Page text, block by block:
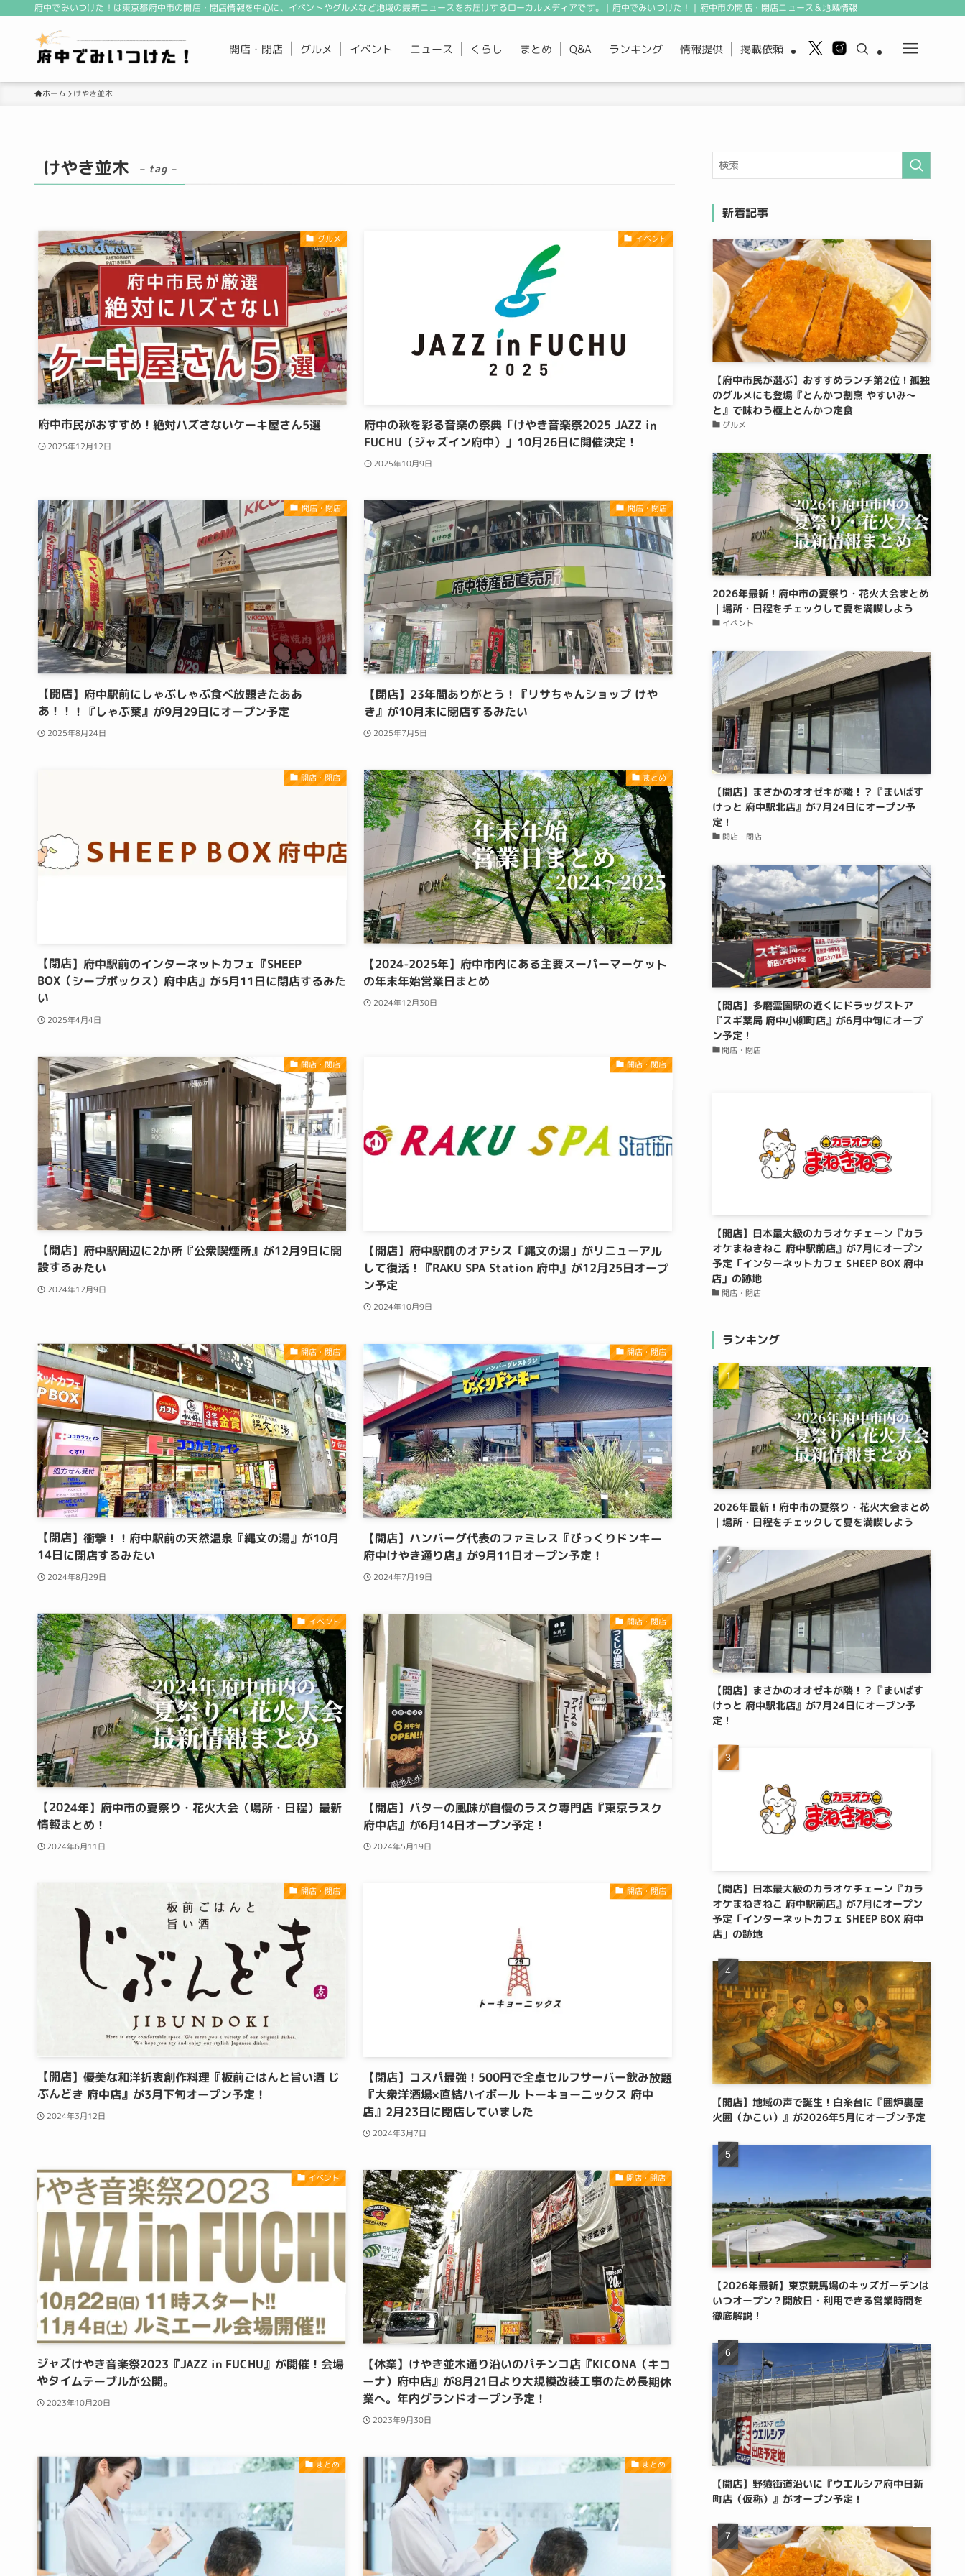
府中でみいつけた！は東京都府中市の開店・閉店情報を中心に、イベントやグルメなど地域の最新ニュースをお届けするローカルメディアです。 | 府中でみいつけた！｜府中市の開店・閉店ニュース＆地域情報
開店・閉店 グルメ イベント ニュース くらし まとめ Q&A ランキング 情報提供 掲載依頼
ホーム けやき並木
けやき並木 – tag –
グルメ
府中市民がおすすめ！絶対ハズさないケーキ屋さん5選
2025年12月12日
イベント
府中の秋を彩る音楽の祭典「けやき音楽祭2025 JAZZ in
FUCHU（ジャズイン府中）」10月26日に開催決定！
2025年10月9日
開店・閉店
【開店】府中駅前にしゃぶしゃぶ食べ放題きたああ
あ！！！『しゃぶ葉』が9月29日にオープン予定
2025年8月24日
開店・閉店
【閉店】23年間ありがとう！『リサちゃんショップ けや
き』が10月末に閉店するみたい
2025年7月5日
開店・閉店
【閉店】府中駅前のインターネットカフェ『SHEEP
BOX（シープボックス）府中店』が5月11日に閉店するみた
い
2025年4月4日
まとめ
【2024-2025年】府中市内にある主要スーパーマーケット
の年末年始営業日まとめ
2024年12月30日
開店・閉店
【開店】府中駅周辺に2か所『公衆喫煙所』が12月9日に開
設するみたい
2024年12月9日
開店・閉店
【開店】府中駅前のオアシス「縄文の湯」がリニューアル
して復活！『RAKU SPA Station 府中』が12月25日オープ
ン予定
2024年10月9日
開店・閉店
【閉店】衝撃！！府中駅前の天然温泉『縄文の湯』が10月
14日に閉店するみたい
2024年8月29日
開店・閉店
【開店】ハンバーグ代表のファミレス『びっくりドンキー
府中けやき通り店』が9月11日オープン予定！
2024年7月19日
イベント
【2024年】府中市の夏祭り・花火大会（場所・日程）最新
情報まとめ！
2024年6月11日
開店・閉店
【開店】バターの風味が自慢のラスク専門店『東京ラスク
府中店』が6月14日オープン予定！
2024年5月19日
開店・閉店
【開店】優美な和洋折衷創作料理『板前ごはんと旨い酒 じ
ぶんどき 府中店』が3月下旬オープン予定！
2024年3月12日
開店・閉店
【閉店】コスパ最強！500円で全卓セルフサーバー飲み放題
『大衆洋酒場×直結ハイボール トーキョーニックス 府中
店』2月23日に閉店していました
2024年3月7日
イベント
ジャズけやき音楽祭2023『JAZZ in FUCHU』が開催！会場
やタイムテーブルが公開。
2023年10月20日
開店・閉店
【休業】けやき並木通り沿いのパチンコ店『KICONA（キコ
ーナ）府中店』が8月21日より大規模改装工事のため長期休
業へ。年内グランドオープン予定！
2023年9月30日
まとめ まとめ
新着記事
【府中市民が選ぶ】おすすめランチ第2位！孤独
のグルメにも登場『とんかつ割烹 やすいみ〜
と』で味わう極上とんかつ定食
グルメ
2026年最新！府中市の夏祭り・花火大会まとめ
｜場所・日程をチェックして夏を満喫しよう
イベント
【開店】まさかのオオゼキが隣！？『まいばす
けっと 府中駅北店』が7月24日にオープン予
定！
開店・閉店
【開店】多磨霊園駅の近くにドラッグストア
『スギ薬局 府中小柳町店』が6月中旬にオープ
ン予定！
開店・閉店
【開店】日本最大級のカラオケチェーン『カラ
オケまねきねこ 府中駅前店』が7月にオープン
予定「インターネットカフェ SHEEP BOX 府中
店」の跡地
開店・閉店
ランキング
2026年最新！府中市の夏祭り・花火大会まとめ
｜場所・日程をチェックして夏を満喫しよう
【開店】まさかのオオゼキが隣！？『まいばす
けっと 府中駅北店』が7月24日にオープン予
定！
【開店】日本最大級のカラオケチェーン『カラ
オケまねきねこ 府中駅前店』が7月にオープン
予定「インターネットカフェ SHEEP BOX 府中
店」の跡地
【開店】地域の声で誕生！白糸台に『囲炉裏屋
火囲（かこい）』が2026年5月にオープン予定
【2026年最新】東京競馬場のキッズガーデンは
いつオープン？開放日・利用できる営業時間を
徹底解説！
【開店】野猿街道沿いに『ウエルシア府中日新
町店（仮称）』がオープン予定！